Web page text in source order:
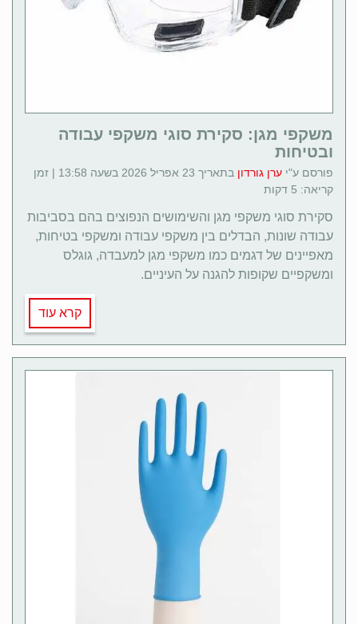
משקפי מגן: סקירת סוגי משקפי עבודה
ובטיחות
פורסם ע"י ערן גורדון
בתאריך 23 אפריל 2026 בשעה 13:58 | זמן
קריאה: 5 דקות
סקירת סוגי משקפי מגן והשימושים הנפוצים בהם בסביבות
עבודה שונות, הבדלים בין משקפי עבודה ומשקפי בטיחות,
מאפיינים של דגמים כמו משקפי מגן למעבדה, גוגלס
ומשקפיים שקופות להגנה על העיניים.
קרא עוד